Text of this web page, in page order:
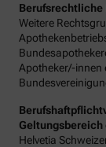
Berufsrechtliche
Weitere
Apotheker/-innen
Helvetia